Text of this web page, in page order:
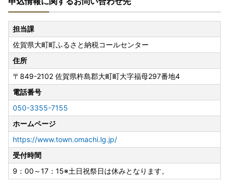
担当課
佐賀県大町町ふるさと納税コールセンター
住所
〒849-2102 佐賀県杵島郡大町町大字福母297番地4
電話番号
050-3355-7155
ホームページ
https://www.town.omachi.lg.jp/
受付時間
9：00～17：15※土日祝祭日は休みとなります。